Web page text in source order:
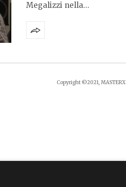
Megalizzi nella…
Copyright ©2021,